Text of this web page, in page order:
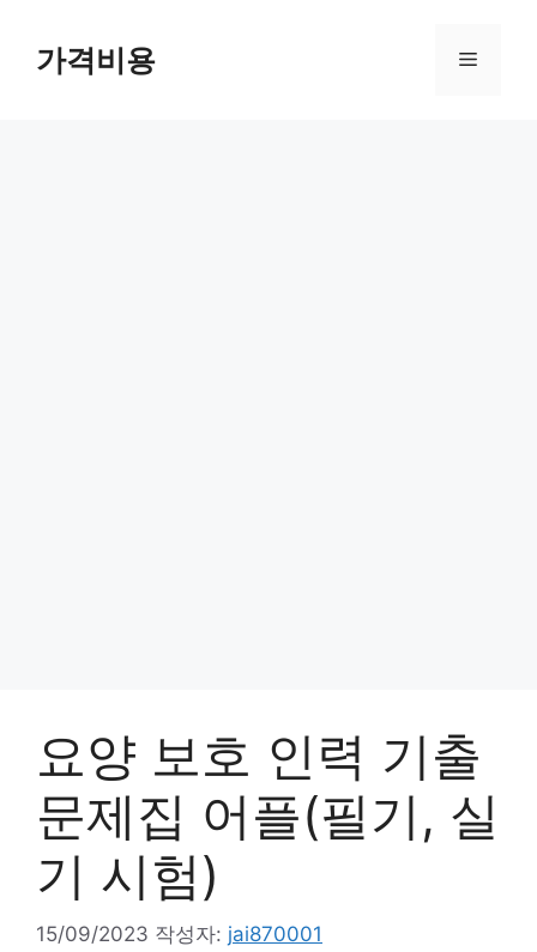
가격비용 메
요양 보호 인력 기출
문제집 어플(필기, 실
기 시험)
15/09/2023 작성자: jai870001